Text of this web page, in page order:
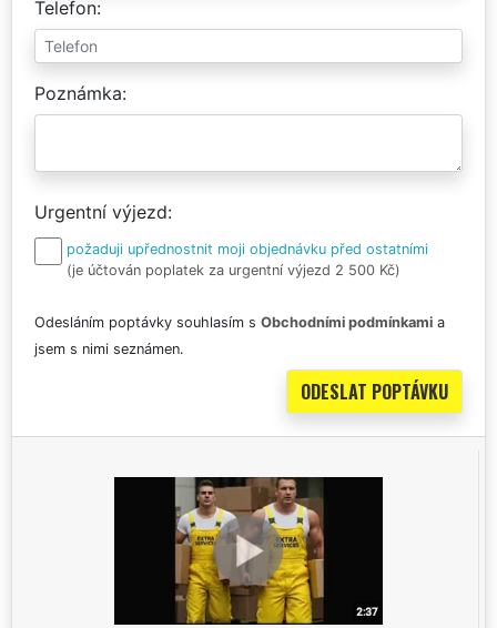
Telefon
Poznámka
Urgentní výjezd
požaduji upřednostnit moji objednávku před ostatními
(je účtován poplatek za urgentní výjezd 2 500 Kč)
Odesláním poptávky souhlasím s Obchodními podmínkami a
jsem s nimi seznámen.